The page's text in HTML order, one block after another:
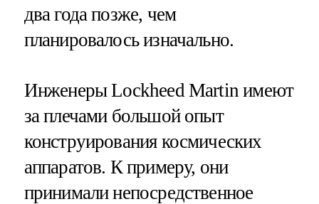
два года позже, чем
планировалось изначально.
Инженеры Lockheed Martin имеют
за плечами большой опыт
конструирования космических
аппаратов. К примеру, они
принимали непосредственное